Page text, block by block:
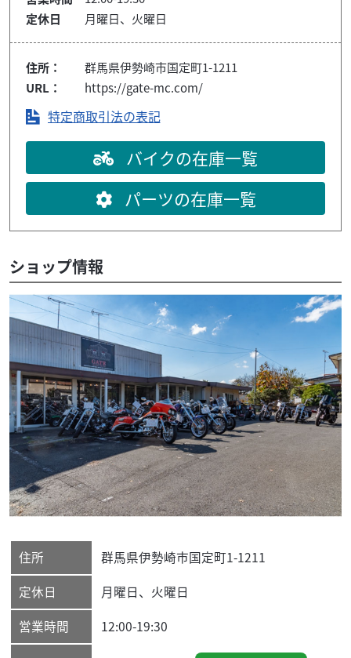
定休日
月曜日、火曜日
住所：
群馬県伊勢崎市国定町1-1211
URL：
https://gate-mc.com/
特定商取引法の表記
バイクの在庫一覧
パーツの在庫一覧
ショップ情報
住所 群馬県伊勢崎市国定町1-1211
定休日
月曜日、火曜日
営業時間
12:00-19:30